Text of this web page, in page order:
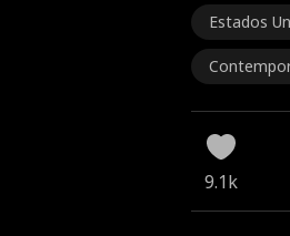
Estados
9.1k